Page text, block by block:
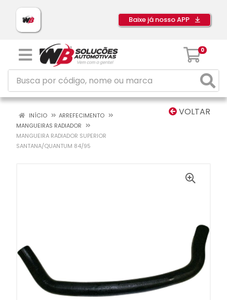
Baixe já nosso APP
0
VOLTAR
INÍCIO
ARREFECIMENTO
MANGUEIRAS RADIADOR
MANGUEIRA RADIADOR SUPERIOR
SANTANA/QUANTUM 84/95